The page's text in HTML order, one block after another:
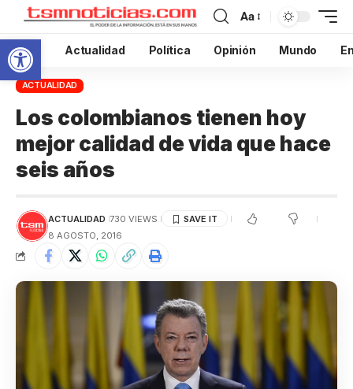
Abrir barra de herramientas
Aa
Inicio Actualidad Política Opinión Mundo
ACTUALIDAD
Los colombianos tienen hoy
mejor calidad de vida que hace
seis años
ACTUALIDAD 730 VIEWS
8 AGOSTO, 2016